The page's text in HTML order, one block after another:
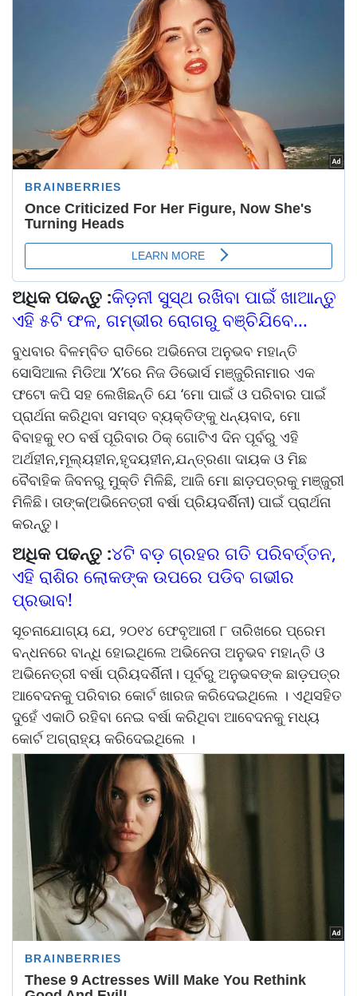
ଅଧିକ ପଢନ୍ତୁ :କିଡ଼ନୀ ସୁସ୍ଥ ରଖିବା ପାଇଁ ଖାଆନ୍ତୁ
ଏହି ୫ଟି ଫଳ, ଗମ୍ଭୀର ରୋଗରୁ ବଞ୍ଚିଯିବେ...
ବୁଧବାର ବିଳମ୍ବିତ ରାତିରେ ଅଭିନେତା ଅନୁଭବ ମହାନ୍ତି
ସୋସିଆଲ ମିଡିଆ ‘X’ରେ ନିଜ ଡିଭୋର୍ସ ମଞ୍ଜୁରିନାମାର ଏକ
ଫଟୋ କପି ସହ ଲେଖିଛନ୍ତି ଯେ ‘ମୋ ପାଇଁ ଓ ପରିବାର ପାଇଁ
ପ୍ରାର୍ଥନା କରିଥିବା ସମସ୍ତ ବ୍ୟକ୍ତିଙ୍କୁ ଧନ୍ୟବାଦ, ମୋ
ବିବାହକୁ ୧୦ ବର୍ଷ ପୂରିବାର ଠିକ୍ ଗୋଟିଏ ଦିନ ପୂର୍ବରୁ ଏହି
ଅର୍ଥହୀନ,ମୂଲ୍ୟହୀନ,ହୃଦୟହୀନ,ଯନ୍ତ୍ରଣା ଦାୟକ ଓ ମିଛ
ବୈବାହିକ ଜିବନରୁ ମୁକ୍ତି ମିଳିଛି, ଆଜି ମୋ ଛାଡ଼ପତ୍ରକୁ ମଞ୍ଜୁରୀ
ମିଳିଛି। ତାଙ୍କ(ଅଭିନେତ୍ରୀ ବର୍ଷା ପ୍ରିୟଦର୍ଶିନୀ) ପାଇଁ ପ୍ରାର୍ଥନା
କରନ୍ତୁ।
ଅଧିକ ପଢନ୍ତୁ :୪ଟି ବଡ଼ ଗ୍ରହର ଗତି ପରିବର୍ତ୍ତନ,
ଏହି ରାଶିର ଲୋକଙ୍କ ଉପରେ ପଡିବ ଗଭୀର
ପ୍ରଭାବ!
ସୂଚନାଯୋଗ୍ୟ ଯେ, ୨୦୧୪ ଫେବୃଆରୀ ୮ ତାରିଖରେ ପ୍ରେମ
ବନ୍ଧନରେ ବାନ୍ଧି ହୋଇଥିଲେ ଅଭିନେତା ଅନୁଭବ ମହାନ୍ତି ଓ
ଅଭିନେତ୍ରୀ ବର୍ଷା ପ୍ରିୟଦର୍ଶିନୀ। ପୂର୍ବରୁ ଅନୁଭବଙ୍କ ଛାଡ଼ପତ୍ର
ଆବେଦନକୁ ପରିବାର କୋର୍ଟ ଖାରଜ କରିଦେଇଥିଲେ । ଏଥିସହିତ
ଦୁହେଁ ଏକାଠି ରହିବା ନେଇ ବର୍ଷା କରିଥିବା ଆବେଦନକୁ ମଧ୍ୟ
କୋର୍ଟ ଅଗ୍ରାହ୍ୟ କରିଦେଇଥିଲେ ।